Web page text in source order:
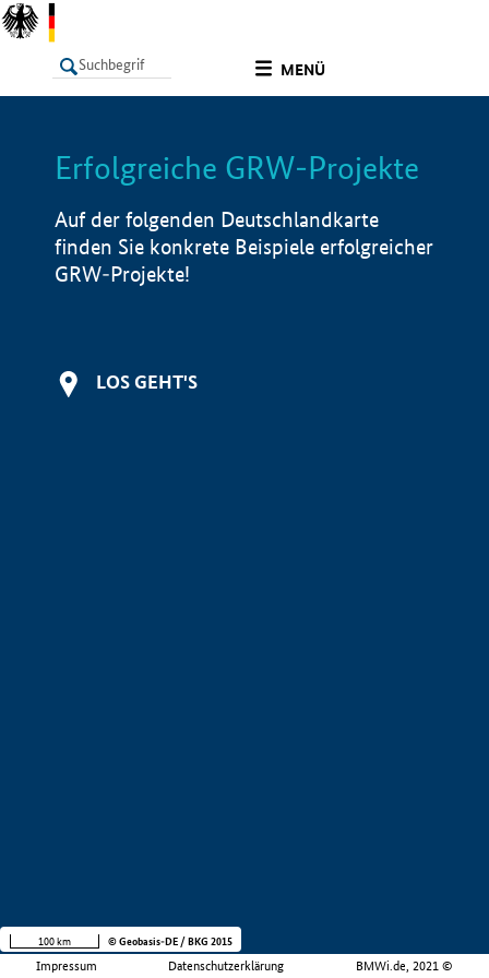
MENÜ
LISTE Info
Erfolgreiche GRW-Projekte
Auf der folgenden Deutschlandkarte
finden Sie konkrete Beispiele erfolgreicher
GRW-Projekte!
LOS GEHT'S
Impressum Datenschutzerklärung BMWi.de, 2021 ©
100 km © Geobasis-DE / BKG 2015